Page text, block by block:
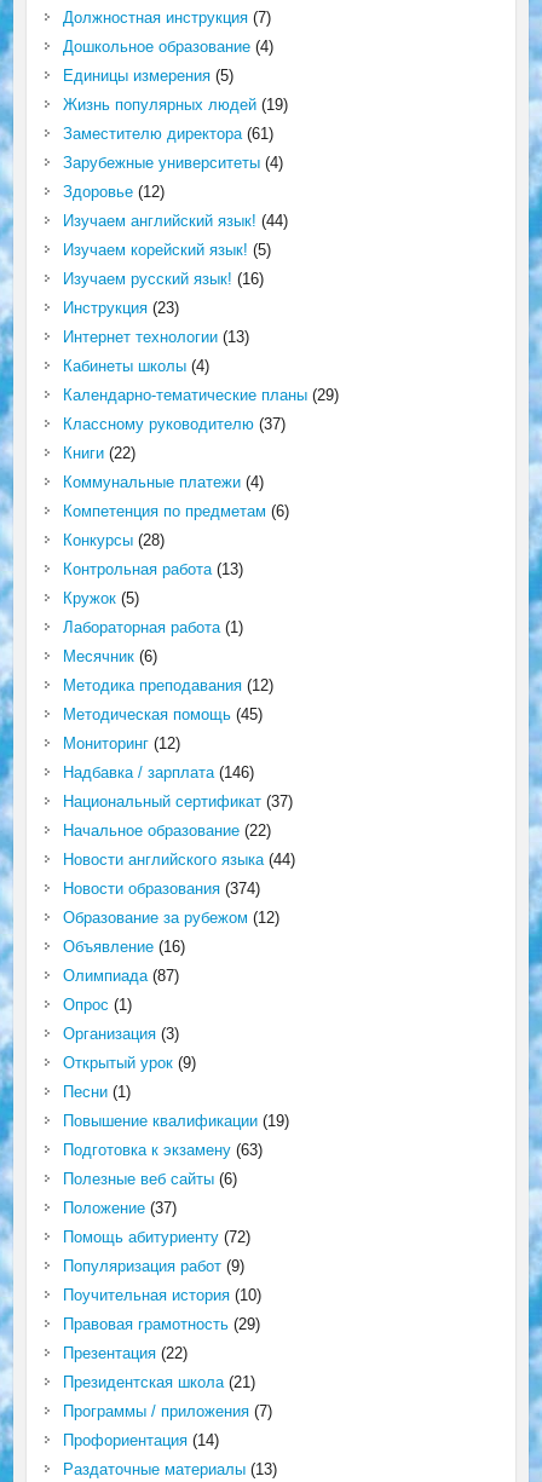
Должностная инструкция(7)
Дошкольное образование(4)
Единицы измерения(5)
Жизнь популярных людей(19)
Заместителю директора(61)
Зарубежные университеты(4)
Здоровье(12)
Изучаем английский язык! (44)
Изучаем корейский язык! (5)
Изучаем русский язык! (16)
Инструкция(23)
Интернет технологии(13)
Кабинеты школы(4)
Календарно-тематические планы(29)
Классному руководителю(37)
Книги(22)
Коммунальные платежи(4)
Компетенция по предметам (6)
Конкурсы(28)
Контрольная работа(13)
Кружок(5)
Лабораторная работа(1)
Месячник(6)
Методика преподавания(12)
Методическая помощь(45)
Мониторинг(12)
Надбавка / зарплата(146)
Национальный сертификат(37)
Начальное образование(22)
Новости английского языка(44)
Новости образования(374)
Образование за рубежом (12)
Объявление(16)
Олимпиада(87)
Опрос (1)
Организация(3)
Открытый урок(9)
Песни(1)
Повышение квалификации(19)
Подготовка к экзамену(63)
Полезные веб сайты(6)
Положение(37)
Помощь абитуриенту(72)
Популяризация работ(9)
Поучительная история(10)
Правовая грамотность(29)
Презентация(22)
Президентская школа(21)
Программы / приложения(7)
Профориентация(14)
Раздаточные материалы(13)